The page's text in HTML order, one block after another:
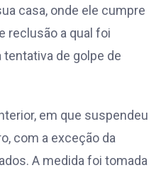
casa, onde ele cumpre
reclusão a qual foi
de golpe de
em que suspendeu
com a exceção da
A medida foi tomada